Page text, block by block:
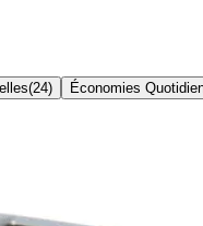
(24) Économies